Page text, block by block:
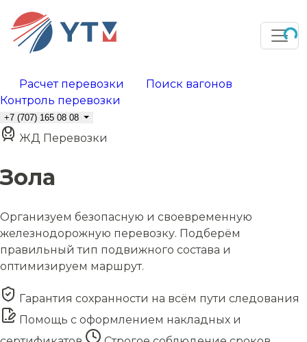
Расчет перевозки
Поиск вагонов
Контроль перевозки
+7 (707) 165 08 08
ЖД Перевозки
Зола
Организуем безопасную и своевременную
железнодорожную перевозку. Подберём
правильный тип подвижного состава и
оптимизируем маршрут.
Гарантия сохранности на всём пути следования
Помощь с оформлением накладных и